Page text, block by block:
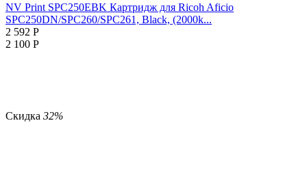
NV Print SPC250EBK Картридж для Ricoh Aficio
SPC250DN/SPC260/SPC261, Black, (2000k...
2 592 Р
2 100 Р
Скидка 32%